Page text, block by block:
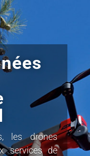
les drones
services de